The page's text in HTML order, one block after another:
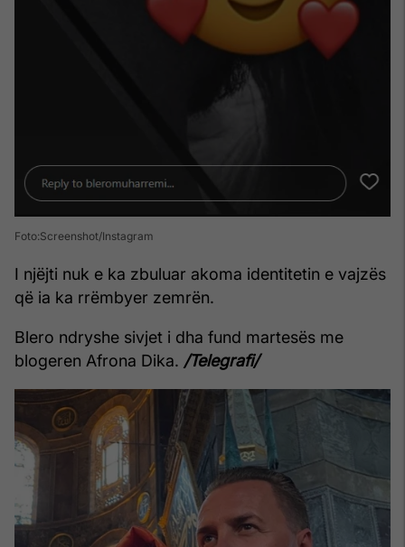
Foto:Screenshot/Instagram
I njëjti nuk e ka zbuluar akoma identitetin e vajzës
që ia ka rrëmbyer zemrën.
Blero ndryshe sivjet i dha fund martesës me
blogeren Afrona Dika. /Telegrafi/